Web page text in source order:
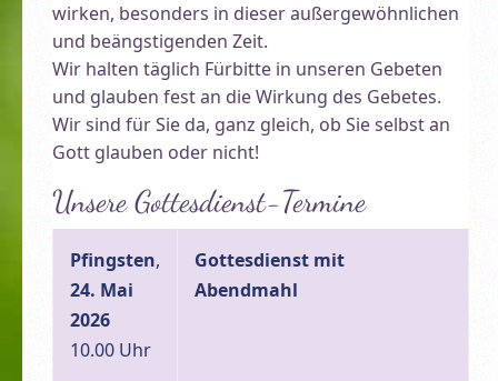
wirken, besonders in dieser außergewöhnlichen
und beängstigenden Zeit.
Wir halten täglich Fürbitte in unseren Gebeten
und glauben fest an die Wirkung des Gebetes.
Wir sind für Sie da, ganz gleich, ob Sie selbst an
Gott glauben oder nicht!
Unsere Gottesdienst-Termine
Pfingsten,
24. Mai
2026
10.00 Uhr
Gottesdienst mit
Abendmahl